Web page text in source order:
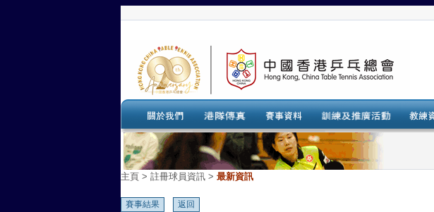
主頁 > 註冊球員資訊 > 最新資訊